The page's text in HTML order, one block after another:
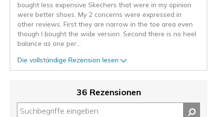
bought less expensive Skechers that were in my opinion
were better shoes. My 2 concerns were expressed in
other reviews. First they are narrow in the toe area even
though I bought the wide version. Second there is no heel
balance as one per
Die vollständige Rezension lesen
36 Rezensionen